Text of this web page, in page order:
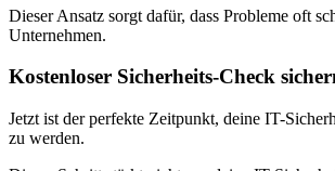
Dieser Ansatz sorgt dafür, dass Probleme oft
Unternehmen.
Kostenloser Sicherheits-Check
Jetzt ist der perfekte Zeitpunkt, deine IT-
zu werden.